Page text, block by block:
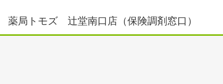
薬局トモズ 辻堂南口店（保険調剤窓口）